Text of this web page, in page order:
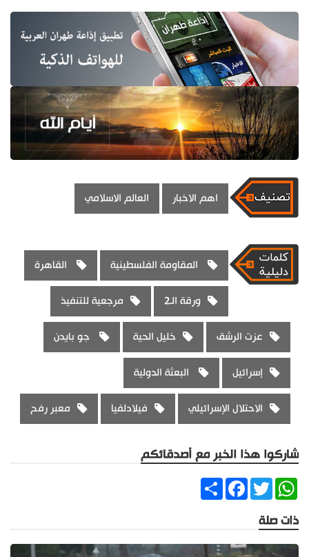
اهم الاخبار العالم الاسلامي
المقاومة الفلسطينية القاهرة
ورقة الـ2 مرجعية للتنفيذ
عزت الرشق خليل الحية جو بايدن
إسرائيل البعثة الدولية
الاحتلال الإسرائيلي فيلادلفيا معبر رفح
شاركوا هذا الخبر مع أصدقائكم
ShareFacebookTwitter
WhatsApp
ذات صلة